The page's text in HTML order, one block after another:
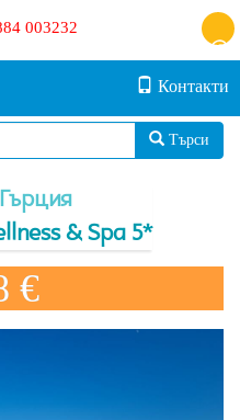
003232
Контакти
Търси
& Spa 5*
€